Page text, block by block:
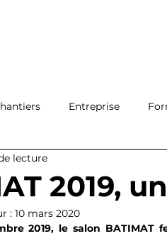
Entreprise
Protection
2019,
lecture
: 10 mars 2020
2019, le salon